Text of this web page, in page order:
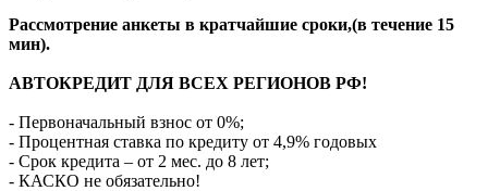
Рассмотрение анкеты в кратчайшие сроки,(в течение 15
мин).
АВТОКРЕДИТ ДЛЯ ВСЕХ РЕГИОНОВ РФ!
- Первоначальный взнос от 0%;
- Процентная ставка по кредиту от 4,9% годовых
- Срок кредита – от 2 мес. до 8 лет;
- КАСКО не обязательно!